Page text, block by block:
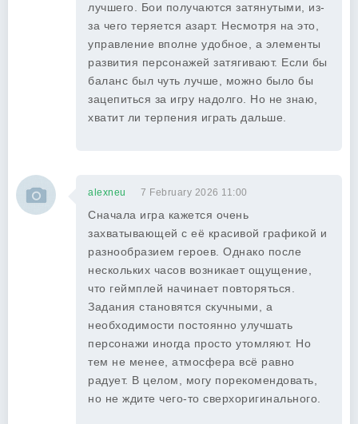
лучшего. Бои получаются затянутыми, из-
за чего теряется азарт. Несмотря на это,
управление вполне удобное, а элементы
развития персонажей затягивают. Если бы
баланс был чуть лучше, можно было бы
зацепиться за игру надолго. Но не знаю,
хватит ли терпения играть дальше.
alexneu 7 February 2026 11:00
Сначала игра кажется очень
захватывающей с её красивой графикой и
разнообразием героев. Однако после
нескольких часов возникает ощущение,
что геймплей начинает повторяться.
Задания становятся скучными, а
необходимости постоянно улучшать
персонажи иногда просто утомляют. Но
тем не менее, атмосфера всё равно
радует. В целом, могу порекомендовать,
но не ждите чего-то сверхоригинального.